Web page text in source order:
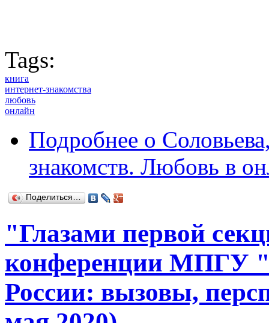
Tags:
книга
интернет-знакомства
любовь
онлайн
Подробнее о
знакомств. Любовь в
Поделиться…
"Глазами первой
конференции МПГУ
России: вызовы,